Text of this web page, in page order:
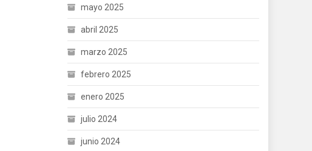
mayo 2025
abril 2025
marzo 2025
febrero 2025
enero 2025
julio 2024
junio 2024